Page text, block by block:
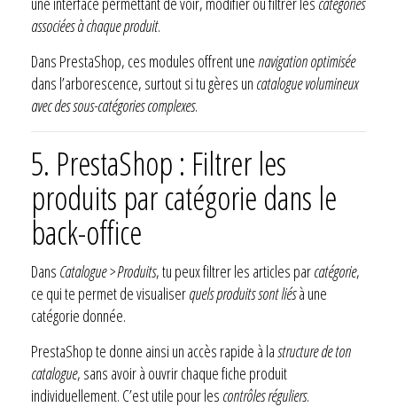
associées à chaque produit.
Dans PrestaShop, ces modules offrent une navigation optimisée
dans l’arborescence, surtout si tu gères un catalogue volumineux
avec des sous-catégories complexes.
5. PrestaShop : Filtrer les
produits par catégorie dans le
back-office
Dans Catalogue > Produits, tu peux filtrer les articles parcatégorie,
ce qui te permet de visualiserquels produits sont liésà une
catégorie donnée.
PrestaShop te donne ainsi un accès rapide à lastructure de ton
catalogue, sans avoir à ouvrir chaque fiche produit
individuellement. C’est utile pour les contrôles réguliers.